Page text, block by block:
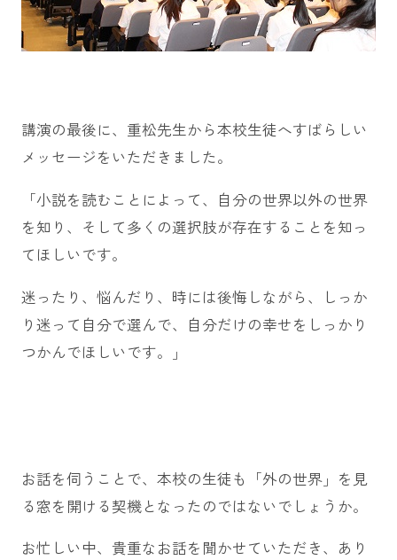
講演の最後に、重松先生から本校生徒へすばらしい
メッセージをいただきました。
「小説を読むことによって、自分の世界以外の世界
を知り、そして多くの選択肢が存在することを知っ
てほしいです。
迷ったり、悩んだり、時には後悔しながら、しっか
り迷って自分で選んで、自分だけの幸せをしっかり
つかんでほしいです。」
お話を伺うことで、本校の生徒も「外の世界」を見
る窓を開ける契機となったのではないでしょうか。
お忙しい中、貴重なお話を聞かせていただき、あり